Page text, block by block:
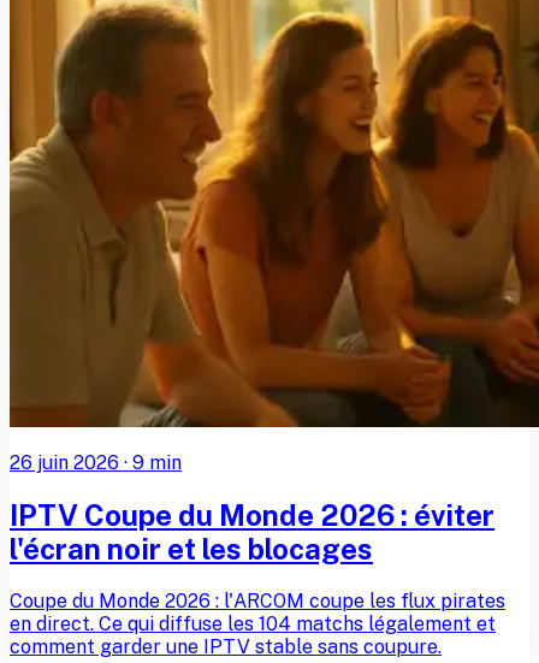
26 juin 2026 · 9 min
IPTV Coupe du Monde 2026 : éviter
l'écran noir et les blocages
Coupe du Monde 2026 : l'ARCOM coupe les flux pirates
en direct. Ce qui diffuse les 104 matchs légalement et
comment garder une IPTV stable sans coupure.